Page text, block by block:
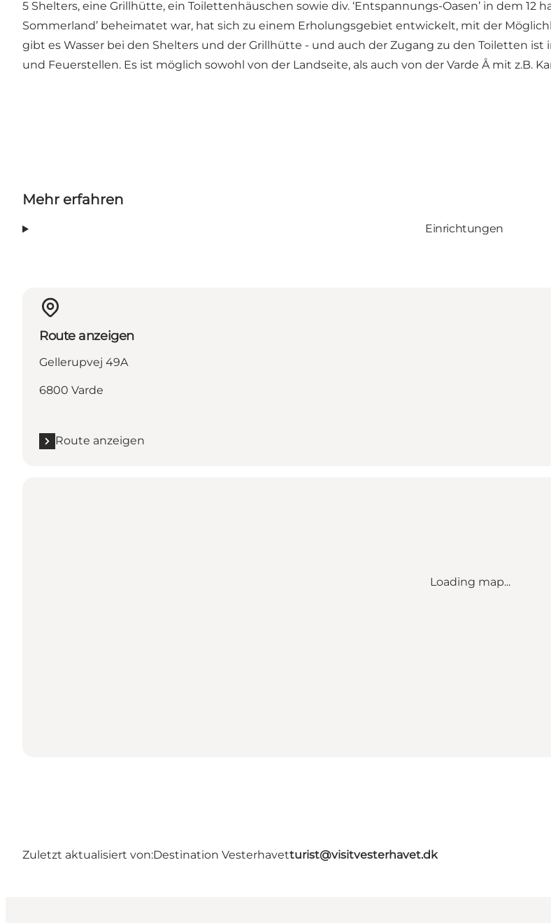
5 Shelters, eine Grillhütte, ein Toilettenhäuschen sowie div. ‘Entspannungs-Oasen’ in dem 12
Sommerland’ beheimatet war, hat sich zu einem Erholungsgebiet entwickelt, mit der
gibt es Wasser bei den Shelters und der Grillhütte - und auch der Zugang zu den Toiletten
und Feuerstellen. Es ist möglich sowohl von der Landseite, als auch von der Varde Å mit z.B.
Mehr erfahren
Einrichtungen
Route anzeigen
Gellerupvej 49A
6800 Varde
Route anzeigen
Loading map...
Zuletzt aktualisiert von:Destination Vesterhavetturist@visitvesterhavet.dk